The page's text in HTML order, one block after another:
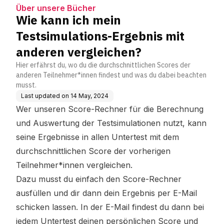
Über unsere Bücher
Wie kann ich mein
Testsimulations-Ergebnis mit
anderen vergleichen?
Hier erfährst du, wo du die durchschnittlichen Scores der
anderen Teilnehmer*innen findest und was du dabei beachten
musst.
Last updated on 14 May, 2024
Wer unseren Score-Rechner für die Berechnung
und Auswertung der Testsimulationen nutzt, kann
seine Ergebnisse in allen Untertest mit dem
durchschnittlichen Score der vorherigen
Teilnehmer*innen vergleichen.
Dazu musst du einfach den Score-Rechner
ausfüllen und dir dann dein Ergebnis per E-Mail
schicken lassen. In der E-Mail findest du dann bei
jedem Untertest deinen persönlichen Score und